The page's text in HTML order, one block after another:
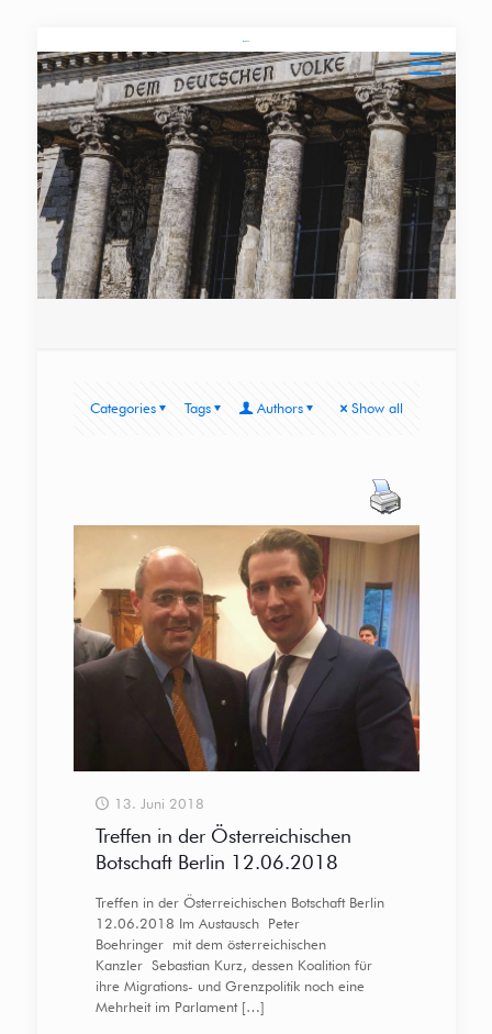
Categories Tags Authors Show all
13. Juni 2018
Treffen in der Österreichischen
Botschaft Berlin 12.06.2018
Treffen in der Österreichischen Botschaft Berlin
12.06.2018 Im Austausch Peter
Boehringer mit dem österreichischen
Kanzler Sebastian Kurz, dessen Koalition für
ihre Migrations- und Grenzpolitik noch eine
Mehrheit im Parlament[…]